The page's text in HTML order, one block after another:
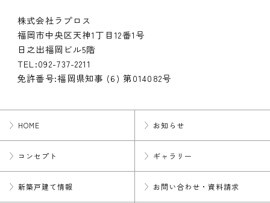
株式会社ラプロス
福岡市中央区天神1丁目12番1号
日之出福岡ビル5階
TEL:092-737-2211
免許番号:福岡県知事 (6) 第014082号
HOME お知らせ
コンセプト ギャラリー
新築戸建て情報 お問い合わせ・資料請求